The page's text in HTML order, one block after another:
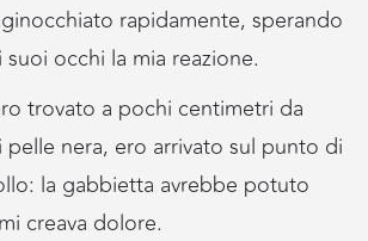
rapidamente, sperando
occhi la mia reazione.
trovato a pochi centimetri da
pelle nera, ero arrivato sul punto di
la gabbietta avrebbe potuto
creava dolore.